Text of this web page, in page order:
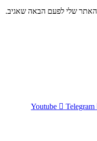
שלי לפעם הבאה שאגיב.
Youtube Telegram